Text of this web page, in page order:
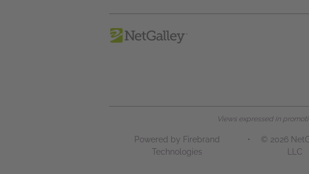
Views expressed in
Powered by Firebrand
Technologies
•
© 2026
LLC